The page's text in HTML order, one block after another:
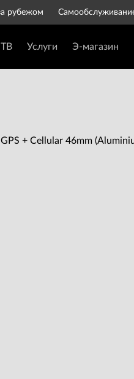
рубежом
ТВ Услуги Э-магазин